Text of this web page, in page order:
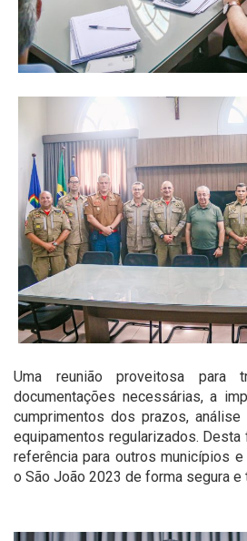
Uma reunião proveitosa para
documentações necessárias, a
cumprimentos dos prazos,
equipamentos regularizados. Desta
referência para outros municípios
o São João 2023 de forma segura e